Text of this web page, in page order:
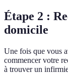
Étape 2 :
domicile
Une fois que vous
commencer votre
à trouver un